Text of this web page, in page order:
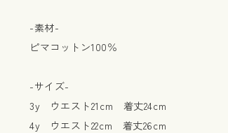
-素材-
ピマコットン100％
-サイズ-
3y ウエスト21cm 着丈24cm
4y ウエスト22cm 着丈26cm